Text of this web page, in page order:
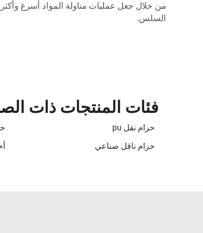
من خلال جعل عمليات مناولة المواد أسرع وأكثر
السلس.
فئات المنتجات ذات
حزام نقل pu
حزام ناقل صناعي